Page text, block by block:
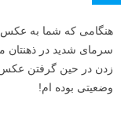
هنگامی که شما به عکس
سرمای شدید در ذهنتان
زدن در حین گرفتن عکس
وضعیتی بوده ام!